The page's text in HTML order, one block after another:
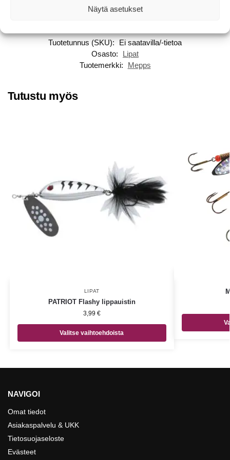
Näytä asetukset
Tuotetunnus (SKU):
Ei saatavilla/-tietoa
Osasto:
Lipat
Tuotemerkki:
Mepps
Tutustu myös
LIPAT
PATRIOT Flashy lippauistin
3,99 €
Valitse vaihtoehdoista
NAVIGOI
Omat tiedot
Asiakaspalvelu & UKK
Tietosuojaseloste
Evästeet